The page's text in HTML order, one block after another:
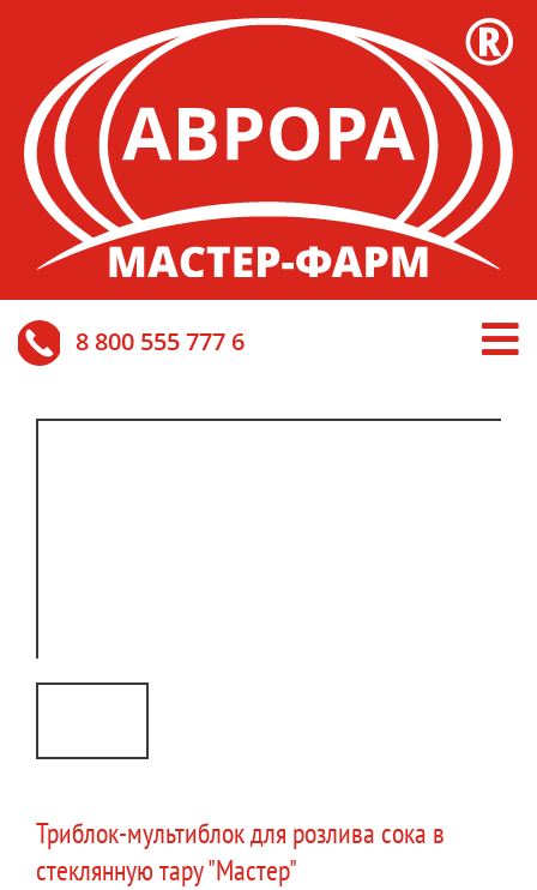
8 800 555 777 6
Триблок-мультиблок для розлива сока в
стеклянную тару "Мастер"